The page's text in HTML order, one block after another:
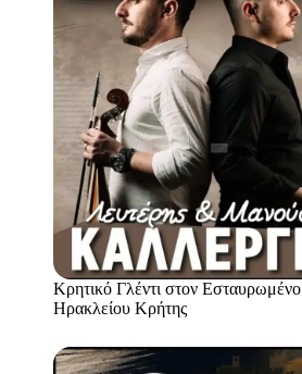
Κρητικό Γλέντι στον Εσταυρωμένο
Ηρακλείου Κρήτης